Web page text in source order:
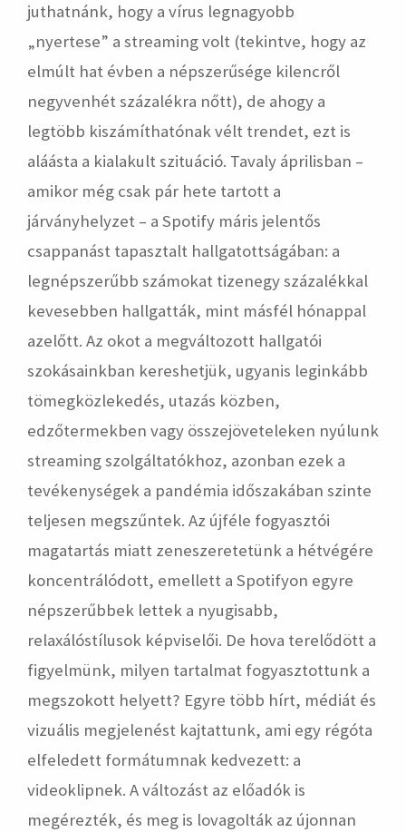
juthatnánk, hogy a vírus legnagyobb
„nyertese” a streaming volt (tekintve, hogy az
elmúlt hat évben a népszerűsége kilencről
negyvenhét százalékra nőtt), de ahogy a
legtöbb kiszámíthatónak vélt trendet, ezt is
aláásta a kialakult szituáció. Tavaly áprilisban –
amikor még csak pár hete tartott a
járványhelyzet – a Spotify máris jelentős
csappanást tapasztalt hallgatottságában: a
legnépszerűbb számokat tizenegy százalékkal
kevesebben hallgatták, mint másfél hónappal
azelőtt. Az okot a megváltozott hallgatói
szokásainkban kereshetjük, ugyanis leginkább
tömegközlekedés, utazás közben,
edzőtermekben vagy összejöveteleken nyúlunk
streaming szolgáltatókhoz, azonban ezek a
tevékenységek a pandémia időszakában szinte
teljesen megszűntek. Az újféle fogyasztói
magatartás miatt zeneszeretetünk a hétvégére
koncentrálódott, emellett a Spotifyon egyre
népszerűbbek lettek a nyugisabb,
relaxálóstílusok képviselői. De hova terelődött a
figyelmünk, milyen tartalmat fogyasztottunk a
megszokott helyett? Egyre több hírt, médiát és
vizuális megjelenést kajtattunk, ami egy régóta
elfeledett formátumnak kedvezett: a
videoklipnek. A változást az előadók is
megérezték, és meg is lovagolták az újonnan